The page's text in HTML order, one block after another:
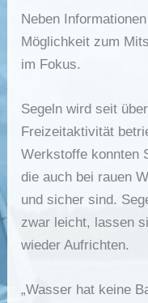
Neben
Möglichkeit zum
im Fokus.
Segeln wird seit
Freizeitaktivität
Werkstoffe konnten
die auch bei rauen
und sicher sind.
zwar leicht, lassen
wieder Aufrichten.
„Wasser hat keine